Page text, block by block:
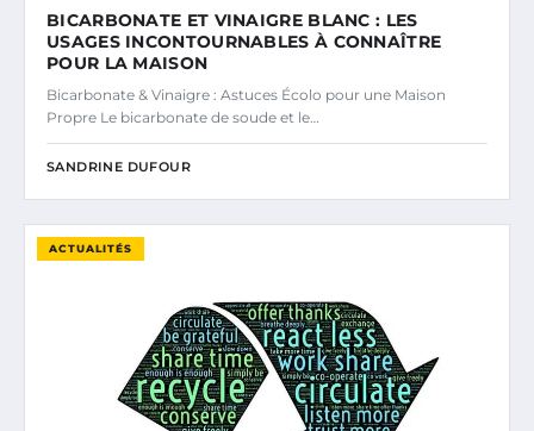
BICARBONATE ET VINAIGRE BLANC : LES
USAGES INCONTOURNABLES À CONNAÎTRE
POUR LA MAISON
Bicarbonate & Vinaigre : Astuces Écolo pour une Maison
Propre Le bicarbonate de soude et le…
SANDRINE DUFOUR
ACTUALITÉS